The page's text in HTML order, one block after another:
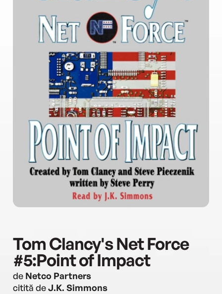
Tom Clancy's Net Force
#5:Point of Impact
de Netco Partners
citită deJ.K. Simmons